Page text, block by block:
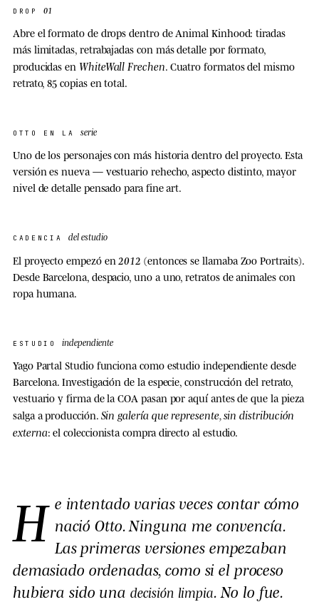
DROP01
Abre el formato de drops dentro de Animal Kinhood: tiradas
más limitadas, retrabajadas con más detalle por formato,
producidas en WhiteWall Frechen. Cuatro formatos del mismo
retrato, 85 copias en total.
OTTO EN LAserie
Uno de los personajes con más historia dentro del proyecto. Esta
versión es nueva — vestuario rehecho, aspecto distinto, mayor
nivel de detalle pensado para fine art.
CADENCIA del estudio
El proyecto empezó en 2012 (entonces se llamaba Zoo Portraits).
Desde Barcelona, despacio, uno a uno, retratos de animales con
ropa humana.
ESTUDIOindependiente
Yago Partal Studio funciona como estudio independiente desde
Barcelona. Investigación de la especie, construcción del retrato,
vestuario y firma de la COA pasan por aquí antes de que la pieza
salga a producción. Sin galería que represente, sin distribución
externa: el coleccionista compra directo al estudio.
H e intentado varias veces contar cómo
nació Otto. Ninguna me convencía.
Las primeras versiones empezaban
demasiado ordenadas, como si el proceso
hubiera sido una decisión limpia. No lo fue.